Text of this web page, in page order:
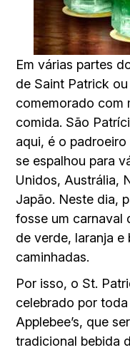
Em várias partes
de Saint Patrick ou
comemorado com
comida. São
aqui, é o
se espalhou para
Unidos, Austrália,
Japão. Neste dia,
fosse um carnaval
de verde, laranja
caminhadas.
Por isso, o St.
celebrado por
Applebee’s, que
tradicional bebida